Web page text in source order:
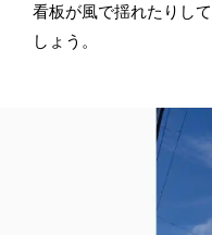
看板が風で揺れたりし
しょう。